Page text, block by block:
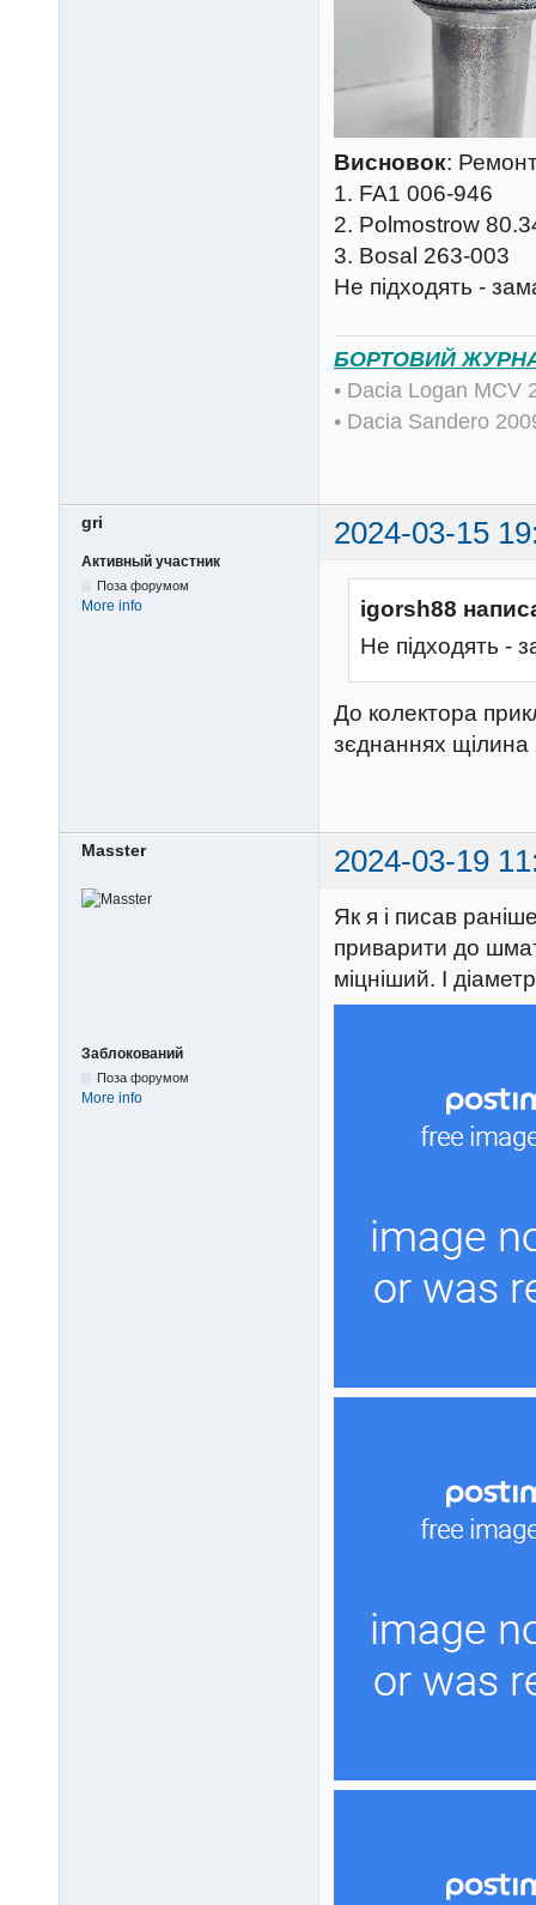
Висновок:
1. FA1 006-946
2. Polmostrow
3. Bosal 263-003
Не підходять -
БОРТОВИЙ
• Dacia Logan
• Dacia Sandero
gri 2024-03-15
Активный участник
Поза форумом
More info
igorsh88
Не підходять -
До колектора
зєднаннях щілина
Masster 2024-03-19
Заблокований
Поза форумом
More info
Як я і писав
приварити до
міцніший. І